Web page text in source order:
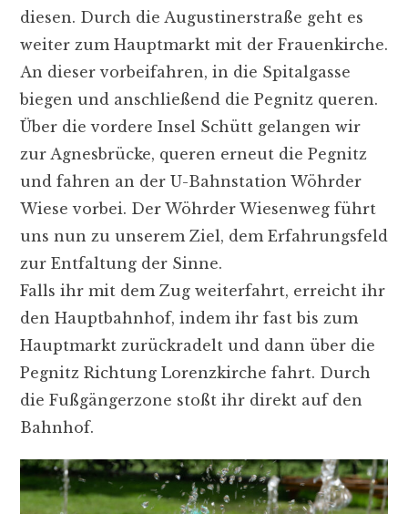
diesen. Durch die Augustinerstraße geht es
weiter zum Hauptmarkt mit der Frauenkirche.
An dieser vorbeifahren, in die Spitalgasse
biegen und anschließend die Pegnitz queren.
Über die vordere Insel Schütt gelangen wir
zur Agnesbrücke, queren erneut die Pegnitz
und fahren an der U-Bahnstation Wöhrder
Wiese vorbei. Der Wöhrder Wiesenweg führt
uns nun zu unserem Ziel, dem Erfahrungsfeld
zur Entfaltung der Sinne.
Falls ihr mit dem Zug weiterfahrt, erreicht ihr
den Hauptbahnhof, indem ihr fast bis zum
Hauptmarkt zurückradelt und dann über die
Pegnitz Richtung Lorenzkirche fahrt. Durch
die Fußgängerzone stoßt ihr direkt auf den
Bahnhof.